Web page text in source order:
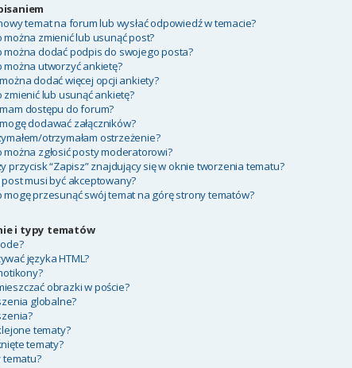
temat na forum lub wysłać odpowiedź w temacie?
można zmienić lub usunąć post?
można dodać podpis do swojego posta?
można utworzyć ankietę?
dodać więcej opcji ankiety?
zmienić lub usunąć ankietę?
dostępu do forum?
dodawać załączników?
otrzymałam ostrzeżenie?
można zgłosić posty moderatorowi?
przycisk “Zapisz” znajdujący się w oknie tworzenia tematu?
musi być akceptowany?
mogę przesunąć swój temat na górę strony tematów?
i typy tematów
języka HTML?
obrazki w poście?
globalne?
tematy?
tematy?
tematu?